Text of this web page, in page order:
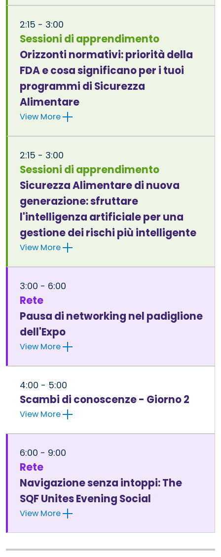
2:15 - 3:00
Sessioni di apprendimento
Orizzonti normativi: priorità della
FDA e cosa significano per i tuoi
programmi di Sicurezza
Alimentare
View More
2:15 - 3:00
Sessioni di apprendimento
Sicurezza Alimentare di nuova
generazione: sfruttare
l'intelligenza artificiale per una
gestione dei rischi più intelligente
View More
3:00 - 6:00
Rete
Pausa di networking nel padiglione
dell'Expo
View More
4:00 - 5:00
Scambi di conoscenze - Giorno 2
View More
6:00 - 9:00
Rete
Navigazione senza intoppi: The
SQF Unites Evening Social
View More